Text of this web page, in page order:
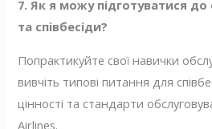
7. Як я можу підготуватися
та співбесіди?
Попрактикуйте свої навички
вивчіть типові питання для
цінності та стандарти
Airlines.